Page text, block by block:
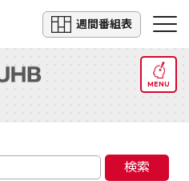
週間番組表
MENU
検索